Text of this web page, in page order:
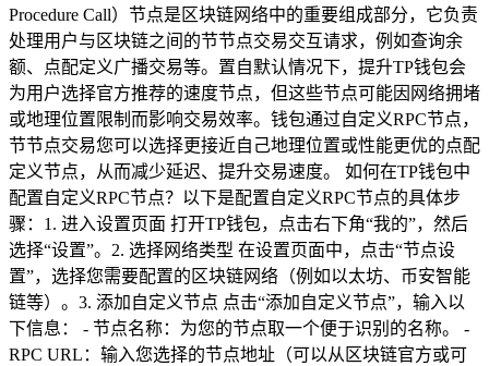
Procedure Call）节点是区块链网络中的重要组成部分，它负责
处理用户与区块链之间的节节点交易交互请求，例如查询余
额、点配定义广播交易等。置自默认情况下，提升TP钱包会
为用户选择官方推荐的速度节点，但这些节点可能因网络拥堵
或地理位置限制而影响交易效率。钱包通过自定义RPC节点，
节节点交易您可以选择更接近自己地理位置或性能更优的点配
定义节点，从而减少延迟、提升交易速度。 如何在TP钱包中
配置自定义RPC节点？以下是配置自定义RPC节点的具体步
骤：1. 进入设置页面 打开TP钱包，点击右下角“我的”，然后
选择“设置”。2. 选择网络类型 在设置页面中，点击“节点设
置”，选择您需要配置的区块链网络（例如以太坊、币安智能
链等）。3. 添加自定义节点 点击“添加自定义节点”，输入以
下信息： - 节点名称：为您的节点取一个便于识别的名称。 -
RPC URL：输入您选择的节点地址（可以从区块链官方或可